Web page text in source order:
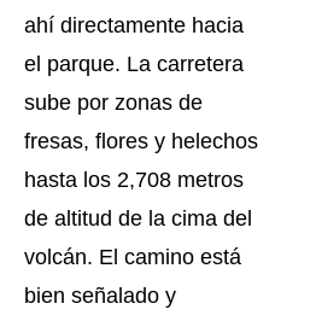
ahí directamente hacia
el parque. La carretera
sube por zonas de
fresas, flores y helechos
hasta los 2,708 metros
de altitud de la cima del
volcán. El camino está
bien señalado y